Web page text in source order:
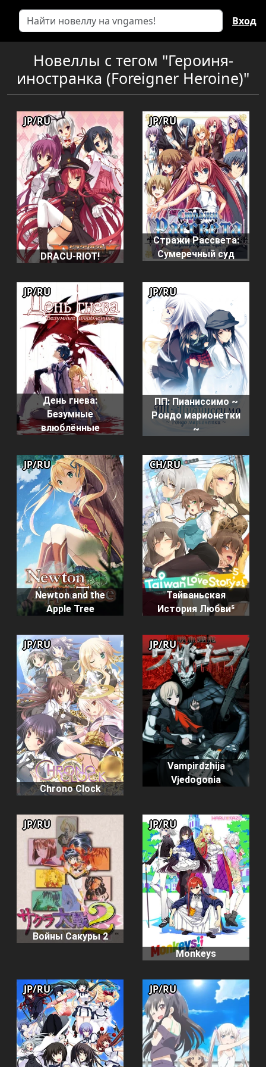
Вход
Новеллы с тегом "Героиня-
иностранка (Foreigner Heroine)"
DRACU-RIOT!
JP/RU
Стражи Рассвета:
Сумеречный суд
JP/RU
День гнева:
Безумные
влюблённые
JP/RU
ПП: Пианиссимо ~
Рондо марионетки
~
JP/RU
Newton and the
Apple Tree
JP/RU
Тайваньская
История Любви⁵
CH/RU
Chrono Clock
JP/RU
Vampirdzhija
Vjedogonia
JP/RU
Войны Сакуры 2
JP/RU
Monkeys
JP/RU
JP/RU JP/RU